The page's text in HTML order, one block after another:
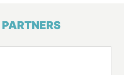
PARTNERS